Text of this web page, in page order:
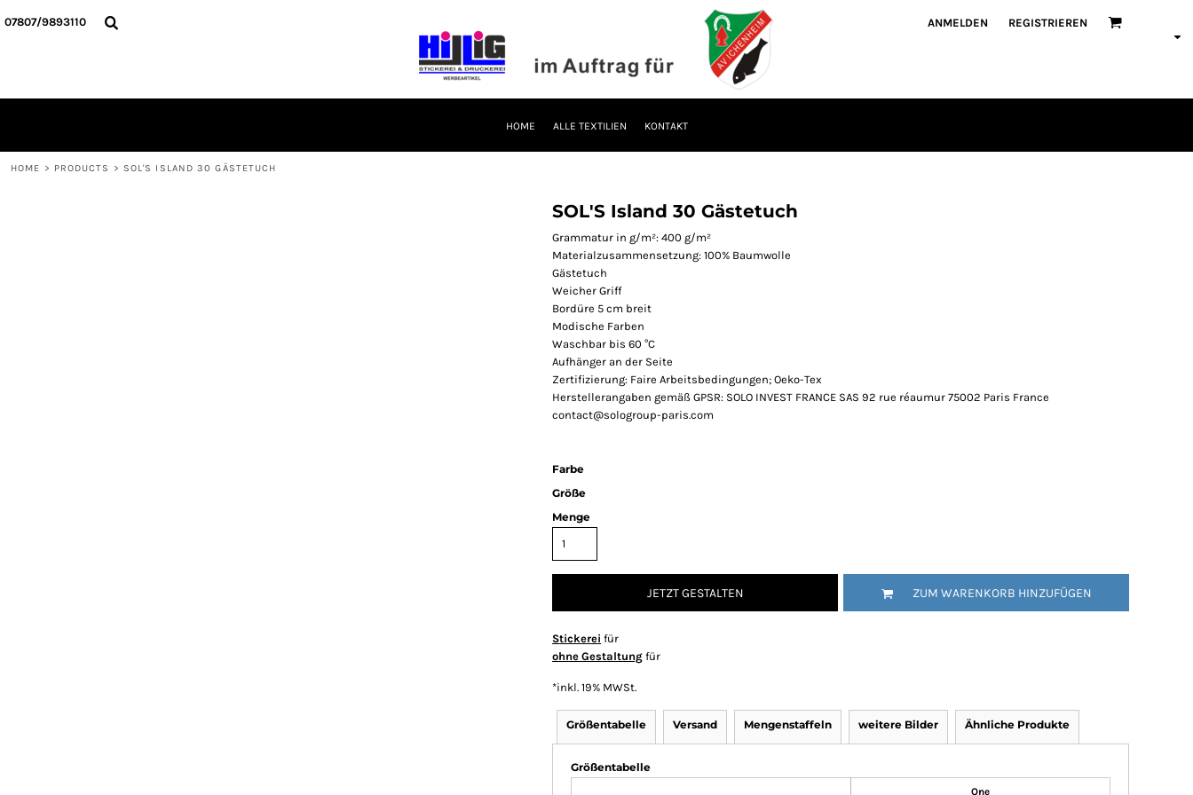
07807/9893110 ANMELDEN REGISTRIEREN
HOME ALLE TEXTILIEN KONTAKT
HOME > PRODUCTS > SOL'S ISLAND 30 GÄSTETUCH
SOL'S Island 30 Gästetuch
Grammatur in g/m²: 400 g/m²
Materialzusammensetzung: 100% Baumwolle
Gästetuch
Weicher Griff
Bordüre 5 cm breit
Modische Farben
Waschbar bis 60 °C
Aufhänger an der Seite
Zertifizierung: Faire Arbeitsbedingungen; Oeko-Tex
Herstellerangaben gemäß GPSR: SOLO INVEST FRANCE SAS 92 rue réaumur 75002 Paris France
contact@sologroup-paris.com
Farbe
Größe
Menge
JETZT GESTALTEN ZUM WARENKORB HINZUFÜGEN
Stickerei für
ohne Gestaltung für
*inkl. 19% MWSt.
Größentabelle Versand Mengenstaffeln weitere Bilder Ähnliche Produkte
Größentabelle
One
HOME
ANMELDEN